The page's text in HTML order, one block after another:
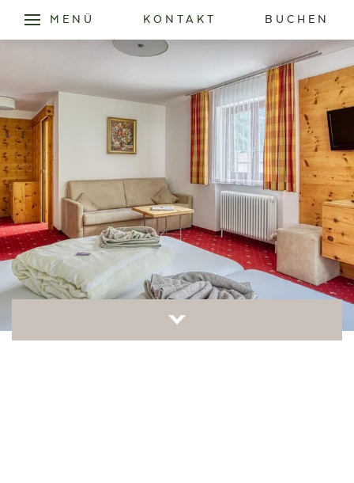
MENÜ KONTAKT BUCHEN